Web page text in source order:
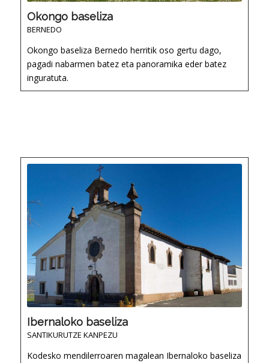
Okongo baseliza
BERNEDO
Okongo baseliza Bernedo herritik oso gertu dago,
pagadi nabarmen batez eta panoramika eder batez
inguratuta.
Ibernaloko baseliza
SANTIKURUTZE KANPEZU
Kodesko mendilerroaren magalean Ibernaloko baseliza